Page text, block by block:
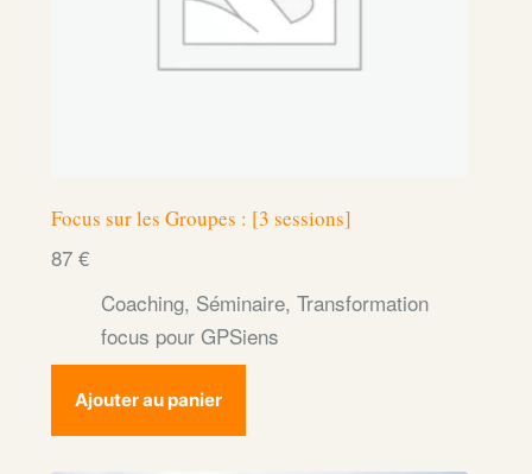
Focus sur les Groupes : [3 sessions]
87 €
Coaching, Séminaire, Transformation
focus pour GPSiens
Ajouter au panier